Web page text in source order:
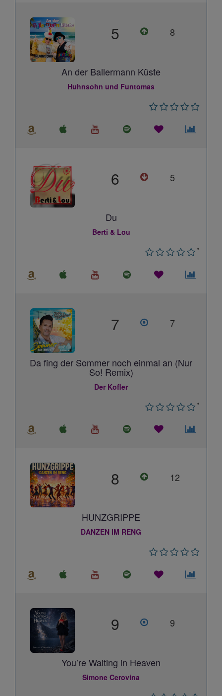
5 8
An der Ballermann Küste
Huhnsohn und Funtomas
6 5
Du
Berti & Lou
*
7 7
Da fing der Sommer noch einmal an (Nur
So! Remix)
Der Kofler
*
8 12
HUNZGRIPPE
DANZEN IM RENG
9 9
You’re Waiting in Heaven
Simone Cerovina